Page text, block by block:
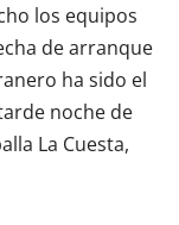
los equipos
de arranque
ha sido el
noche de
La Cuesta,